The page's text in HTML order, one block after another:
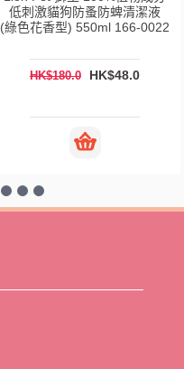
低刺激貓狗防蚤防蜱清潔液
(綠色花香型) 550ml 166-0022
HK$180.0 HK$48.0